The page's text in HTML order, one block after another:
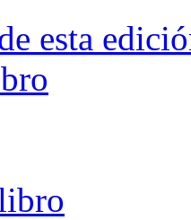
esta